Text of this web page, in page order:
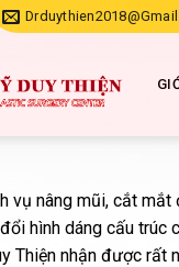
vụ nâng mũi, cắt
hình dáng cấu trúc
Thiện nhận được rất